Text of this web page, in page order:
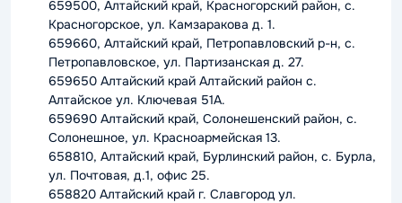
659500, Алтайский край, Красногорский район, с.
Красногорское, ул. Камзаракова д. 1.
659660, Алтайский край, Петропавловский р-н, с.
Петропавловское, ул. Партизанская д. 27.
659650 Алтайский край Алтайский район с.
Алтайское ул. Ключевая 51А.
659690 Алтайский край, Солонешенский район, с.
Солонешное, ул. Красноармейская 13.
658810, Алтайский край, Бурлинский район, с. Бурла,
ул. Почтовая, д.1, офис 25.
658820 Алтайский край г. Славгород ул.